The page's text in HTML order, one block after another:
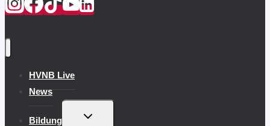
HVNB Live
News
Bildung
UNTERMENÜ